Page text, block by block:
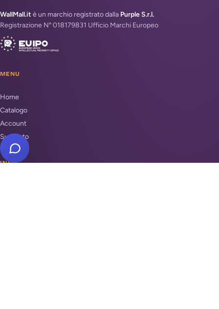
WallMall.it è un marchio registrato dalla Purple S.r.l.
Registrazione N° 018179831 Ufficio Marchi Europeo
MENU
Home
Catalogo
Account
Supporto
INFO